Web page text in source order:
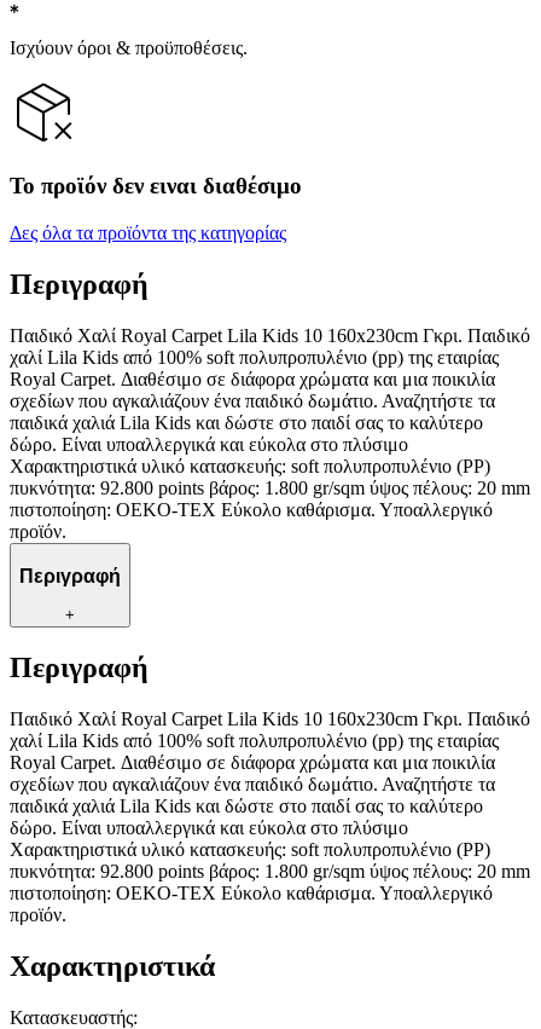
Ισχύουν όροι & προϋποθέσεις.
Το προϊόν δεν ειναι διαθέσιμο
Δες όλα τα προϊόντα της κατηγορίας
Περιγραφή
Παιδικό Χαλί Royal Carpet Lila Kids 10 160x230cm Γκρι. Παιδικό
χαλί Lila Kids από 100% soft πολυπροπυλένιο (pp) της εταιρίας
Royal Carpet. Διαθέσιμο σε διάφορα χρώματα και μια ποικιλία
σχεδίων που αγκαλιάζουν ένα παιδικό δωμάτιο. Αναζητήστε τα
παιδικά χαλιά Lila Kids και δώστε στο παιδί σας το καλύτερο
δώρο. Είναι υποαλλεργικά και εύκολα στο πλύσιμο
Χαρακτηριστικά υλικό κατασκευής: soft πολυπροπυλένιο (PP)
πυκνότητα: 92.800 points βάρος: 1.800 gr/sqm ύψος πέλους: 20 mm
πιστοποίηση: OEKO-TEX Εύκολο καθάρισμα. Υποαλλεργικό
προϊόν.
Περιγραφή
+
Περιγραφή
Παιδικό Χαλί Royal Carpet Lila Kids 10 160x230cm Γκρι. Παιδικό
χαλί Lila Kids από 100% soft πολυπροπυλένιο (pp) της εταιρίας
Royal Carpet. Διαθέσιμο σε διάφορα χρώματα και μια ποικιλία
σχεδίων που αγκαλιάζουν ένα παιδικό δωμάτιο. Αναζητήστε τα
παιδικά χαλιά Lila Kids και δώστε στο παιδί σας το καλύτερο
δώρο. Είναι υποαλλεργικά και εύκολα στο πλύσιμο
Χαρακτηριστικά υλικό κατασκευής: soft πολυπροπυλένιο (PP)
πυκνότητα: 92.800 points βάρος: 1.800 gr/sqm ύψος πέλους: 20 mm
πιστοποίηση: OEKO-TEX Εύκολο καθάρισμα. Υποαλλεργικό
προϊόν.
Χαρακτηριστικά
Κατασκευαστής: